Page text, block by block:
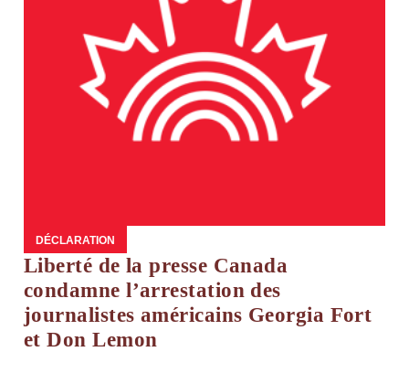
DÉCLARATION
Liberté de la presse Canada
condamne l’arrestation des
journalistes américains Georgia Fort
et Don Lemon